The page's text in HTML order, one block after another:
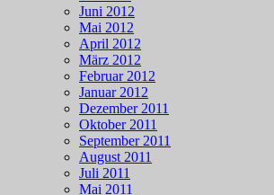
Juni 2012
Mai 2012
April 2012
März 2012
Februar 2012
Januar 2012
Dezember 2011
Oktober 2011
September 2011
August 2011
Juli 2011
Mai 2011